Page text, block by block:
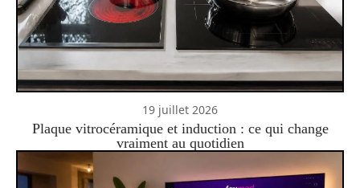
19 juillet 2026
Plaque vitrocéramique et induction : ce qui change
vraiment au quotidien